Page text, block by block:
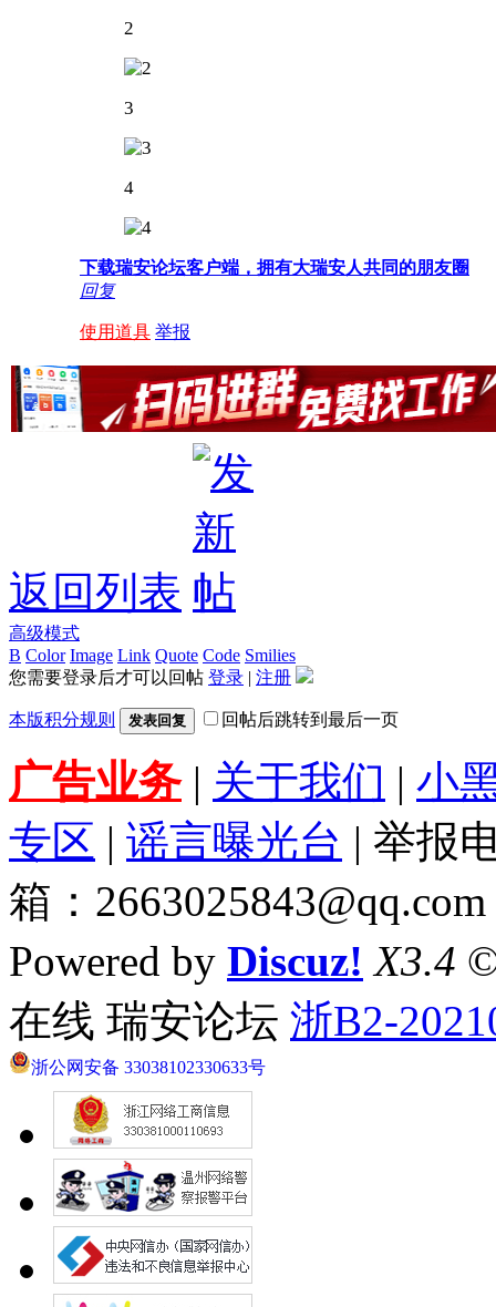
2
3
4
下载瑞安论坛客户端，拥有大瑞安人共同的朋友圈
回复
使用道具 举报
返回列表
高级模式
B Color Image Link Quote Code Smilies
您需要登录后才可以回帖 登录 | 注册
本版积分规则 发表回复 回帖后跳转到最后一页
广告业务| 关于我们 | 小
专区 | 谣言曝光台 | 举报
箱：2663025843@qq.com
Powered by Discuz! X3.4
在线 瑞安论坛 浙B2-
浙公网安备 33038102330633号